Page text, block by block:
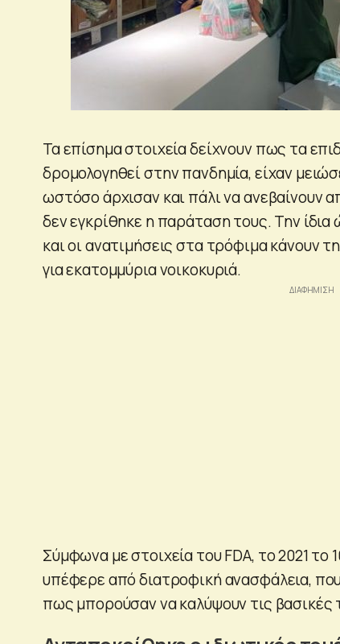
Τα επίσημα στοιχεία δείχνουν πως τα
δρομολογηθεί στην πανδημία, είχαν
ωστόσο άρχισαν και πάλι να ανεβαίνουν
δεν εγκρίθηκε η παράταση τους. Την
και οι ανατιμήσεις στα τρόφιμα κάνουν
για εκατομμύρια νοικοκυριά.
Σύμφωνα με στοιχεία του FDA, το 2021
υπέφερε από διατροφική ανασφάλεια,
πως μπορούσαν να καλύψουν τις βασικές